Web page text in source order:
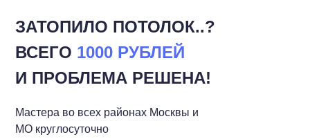
ЗАТОПИЛО ПОТОЛОК..?
ВСЕГО 1000 РУБЛЕЙ
И ПРОБЛЕМА РЕШЕНА!
Мастера во всех районах Москвы и
МО круглосуточно